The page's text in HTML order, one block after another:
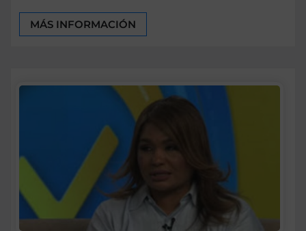
MÁS INFORMACIÓN